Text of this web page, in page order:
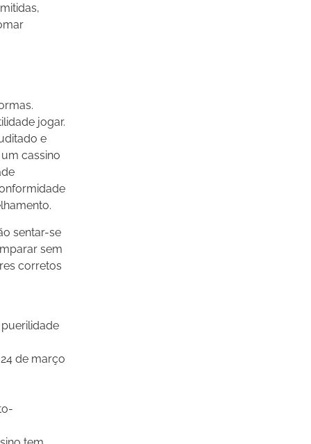
jogar.
e
cassino
sentar-se
sem
corretos
de março